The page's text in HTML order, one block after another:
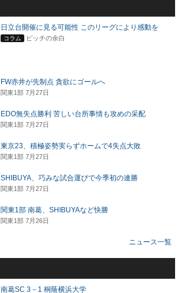
日立台開催に見る可能性 このリーグにより感動を
コラム ピッチの余白
FW赤井が先制点 貪欲にゴールへ
関東1部 7月27日
EDO無失点勝利 苦しい台所事情も攻めの采配
関東1部 7月27日
東京23、積極姿勢実らずホームで4失点大敗
関東1部 7月27日
SHIBUYA、巧みな試合運びで今季初の連勝
関東1部 7月27日
関東1部 南葛、SHIBUYAなど快勝
関東1部 7月26日
ニュース一覧
南葛SC 3－1 桐蔭横浜大学